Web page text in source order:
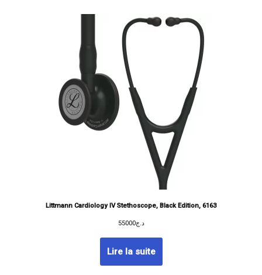
Littmann Cardiology IV Stethoscope, Black Edition, 6163
د.ج55000
Lire la suite